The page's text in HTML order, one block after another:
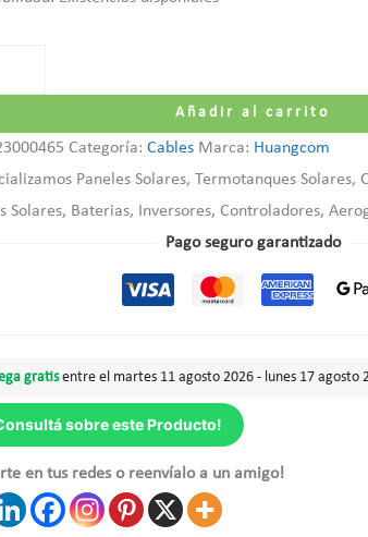
Añadir al carrito
Categoría:Cables Marca: Huangcom
Paneles Solares, Termotanques Solares,
Solares, Baterias, Inversores, Controladores,
Pago seguro garantizado
gratisentre el martes 11 agosto 2026 - lunes 17 agosto
sobre este Producto!
en tus redes o reenvíalo a un amigo!